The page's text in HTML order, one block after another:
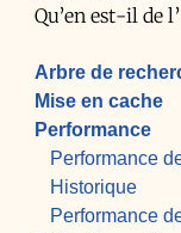
Qu’en est-il de
Arbre de
Mise en cache
Performance
Performance
Historique
Performance